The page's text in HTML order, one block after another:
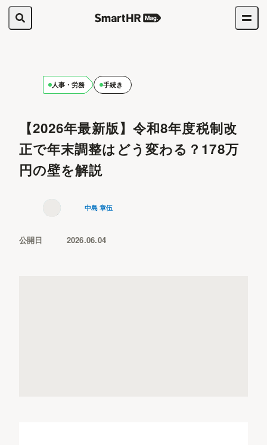
人事・労務 手続き
【2026年最新版】令和8年度税制改
正で年末調整はどう変わる？178万
円の壁を解説
中島 章伍
公開日 2026.06.04